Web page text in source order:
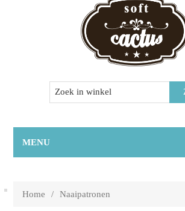
MENU
Home / Naaipatronen